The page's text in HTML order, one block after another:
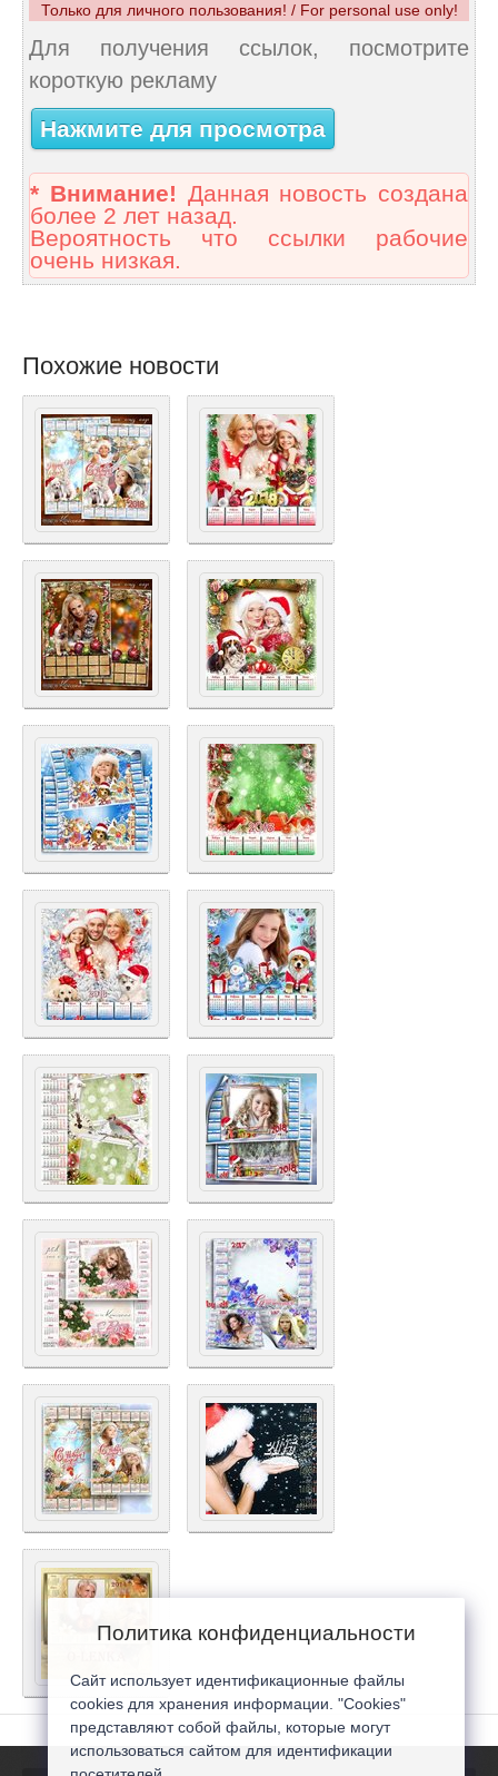
Только для личного пользования! / For personal use only!
Для получения ссылок, посмотрите
короткую рекламу
Нажмите для просмотра
* Внимание! Данная новость создана
более 2 лет назад.
Вероятность что ссылки рабочие
очень низкая.
Похожие новости
Политика конфиденциальности
Сайт использует идентификационные файлы
cookies для хранения информации. "Cookies"
представляют собой файлы, которые могут
использоваться сайтом для идентификации